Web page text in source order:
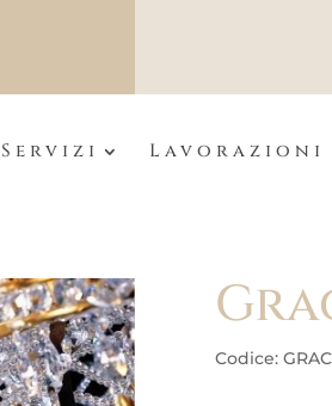
Servizi Lavorazioni
Codice: